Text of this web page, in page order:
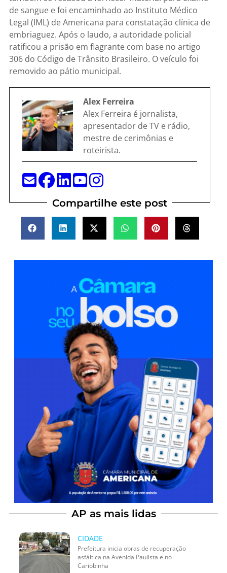
de sangue e foi encaminhado ao Instituto Médico
Legal (IML) de Americana para constatação clínica de
embriaguez. Após o laudo, a autoridade policial
ratificou a prisão em flagrante com base no artigo
306 do Código de Trânsito Brasileiro. O veículo foi
removido ao pátio municipal.
Alex Ferreira
Alex Ferreira é jornalista,
apresentador de TV e rádio,
mestre de cerimônias e
roteirista.
Compartilhe este post
AP as mais lidas
CIDADE
Prefeitura inicia obras de recuperação
asfáltica na Avenida Paulista e no
Cariobinha